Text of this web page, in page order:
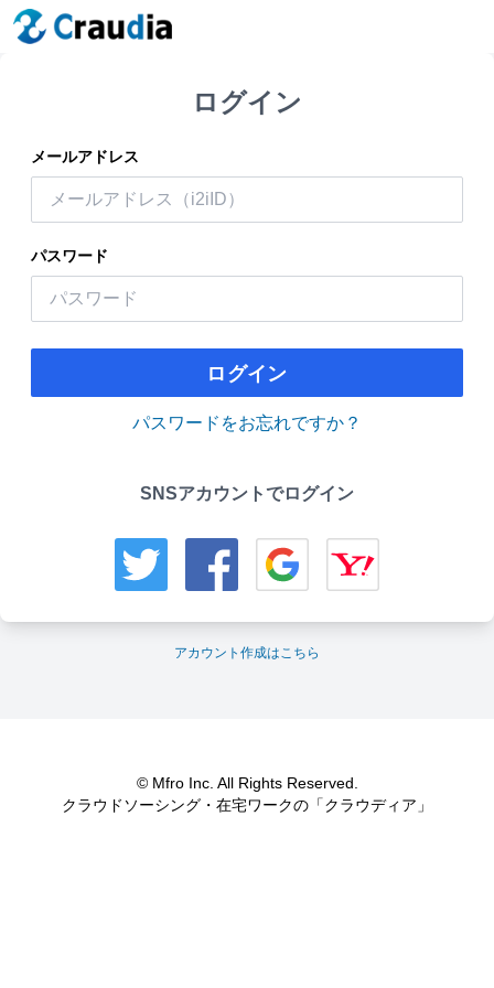
ログイン
メールアドレス
パスワード
ログイン
パスワードをお忘れですか？
SNSアカウントでログイン
アカウント作成はこちら
© Mfro Inc. All Rights Reserved.
クラウドソーシング・在宅ワークの「クラウディア」